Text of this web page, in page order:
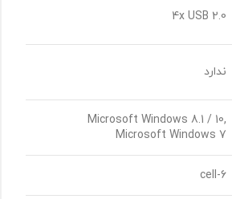
4x USB 2.0
ندارد
Microsoft Windows 8.1 / 10,
Microsoft Windows 7
6-cell